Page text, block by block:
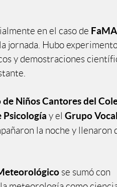
en el caso de
jornada. Hubo
y demostraciones
de Niños Cantores del
Psicología y el Grupo
la noche y llenaron
se sumó con